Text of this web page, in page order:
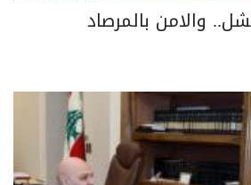
والامن بالمرصاد